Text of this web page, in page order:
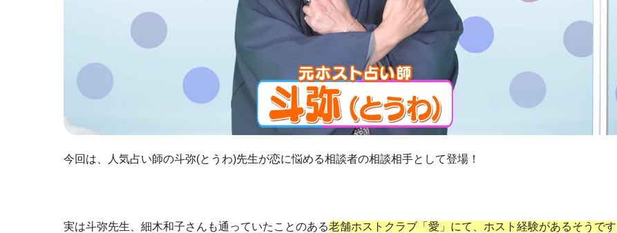
今回は、人気占い師の斗弥(とうわ)先生が恋に悩める相談者の相談相手として登場！
実は斗弥先生、細木和子さんも通っていたことのある老舗ホストクラブ「愛」にて、ホスト経験があるそうです